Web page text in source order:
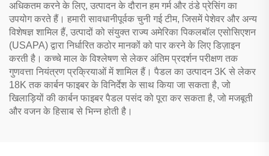
अधिकतम करने के लिए, उत्पादन के दौरान हम गर्म और ठंडे प्रेसिंग का
उपयोग करते हैं। हमारी सावधानीपूर्वक चुनी गई टीम, जिसमें पेशेवर और अन्य
विशेषज्ञ शामिल हैं, उत्पादों को संयुक्त राज्य अमेरिका पिकलबॉल एसोसिएशन
(USAPA) द्वारा निर्धारित कठोर मानकों को पार करने के लिए डिज़ाइन
करती है। कच्चे माल के विश्लेषण से लेकर अंतिम प्रदर्शन परीक्षण तक
गुणवत्ता नियंत्रण प्रक्रियाओं में शामिल हैं। पैडल का उत्पादन 3K से लेकर
18K तक कार्बन फाइबर के विनिर्देश के साथ किया जा सकता है, जो
खिलाड़ियों की कार्बन फाइबर पैडल पसंद को पूरा कर सकता है, जो मजबूती
और वजन के हिसाब से भिन्न होती है।